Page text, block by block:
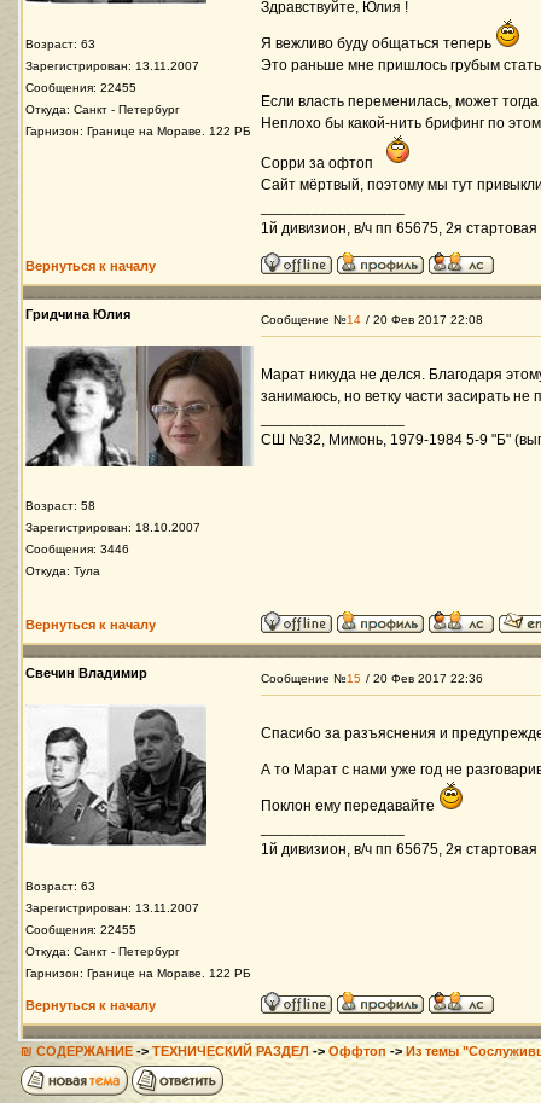
Возраст: 63
Зарегистрирован: 13.11.2007
Сообщения: 22455
Откуда: Санкт - Петербург
Гарнизон: Границе на Мораве. 122 РБ
Здравствуйте, Юлия !
Я вежливо буду общаться теперь
Это раньше мне пришлось грубым
Если власть переменилась, может
Неплохо бы какой-нить брифинг по
Сорри за офтоп
Сайт мёртвый, поэтому мы тут привыкли
1й дивизион, в/ч пп 65675, 2я
Вернуться к началу
Гридчина Юлия
Возраст: 58
Зарегистрирован: 18.10.2007
Сообщения: 3446
Откуда: Тула
Сообщение №14 / 20 Фев 2017 22:08
Марат никуда не делся. Благодаря
занимаюсь, но ветку части засирать не
СШ №32, Мимонь, 1979-1984 5-9 "Б"
Вернуться к началу
Свечин Владимир
Возраст: 63
Зарегистрирован: 13.11.2007
Сообщения: 22455
Откуда: Санкт - Петербург
Гарнизон: Границе на Мораве. 122 РБ
Сообщение №15 / 20 Фев 2017 22:36
Спасибо за разъяснения и
А то Марат с нами уже год не
Поклон ему передавайте
1й дивизион, в/ч пп 65675, 2я
Вернуться к началу
₪ СОДЕРЖАНИЕ->ТЕХНИЧЕСКИЙ РАЗДЕЛ -> Оффтоп -> Из темы